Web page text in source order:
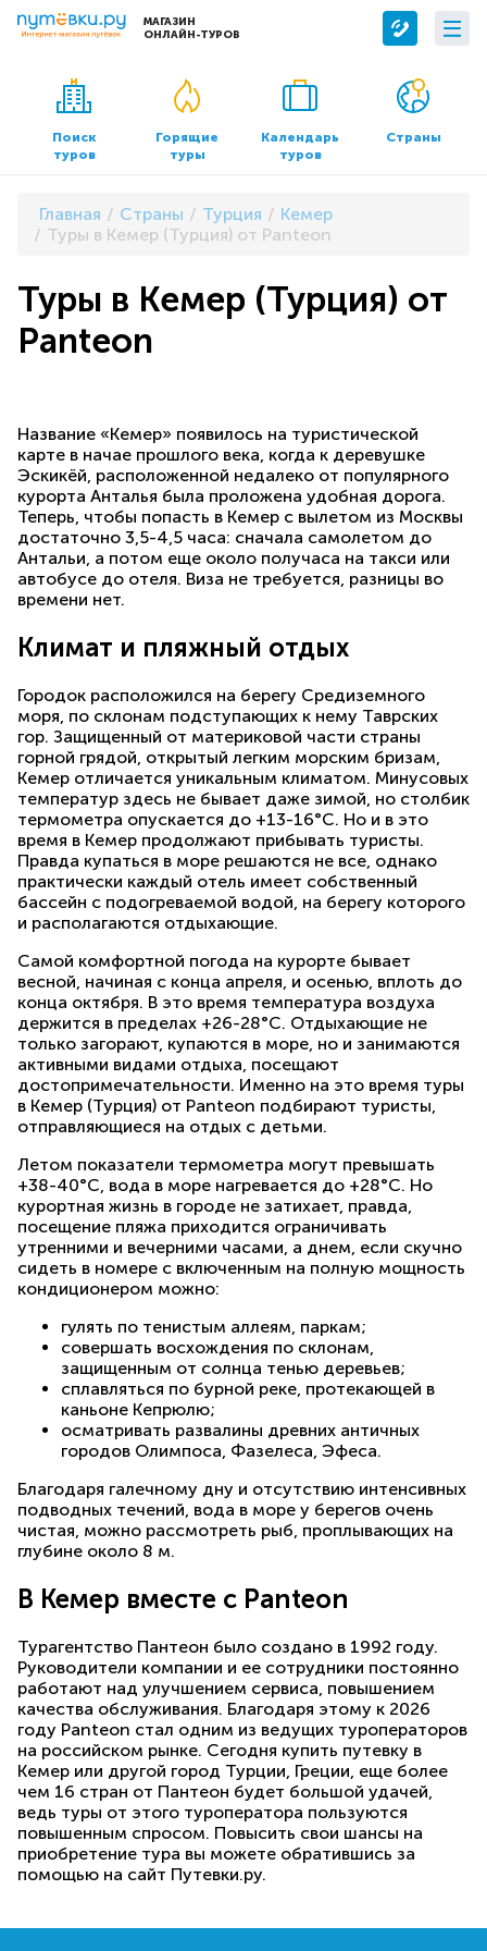
МАГАЗИН
ОНЛАЙН-ТУРОВ
Сервисы
Бронирование отелей
Трансфер
О компании
О нас
Контакты
Документы и реквизиты
Поиск
туров
Горящие
туры
Календарь
туров
Страны
Главная Страны Турция
Кемер
Туры в Кемер (Турция) от Panteon
Туры в Кемер (Турция) от
Panteon
Название «Кемер» появилось на туристической
карте в начае прошлого века, когда к деревушке
Эскикёй, расположенной недалеко от популярного
курорта Анталья была проложена удобная дорога.
Теперь, чтобы попасть в Кемер с вылетом из Москвы
достаточно 3,5-4,5 часа: сначала самолетом до
Антальи, а потом еще около получаса на такси или
автобусе до отеля. Виза не требуется, разницы во
времени нет.
Климат и пляжный отдых
Городок расположился на берегу Средиземного
моря, по склонам подступающих к нему Таврских
гор. Защищенный от материковой части страны
горной грядой, открытый легким морским бризам,
Кемер отличается уникальным климатом. Минусовых
температур здесь не бывает даже зимой, но столбик
термометра опускается до +13-16°С. Но и в это
время в Кемер продолжают прибывать туристы.
Правда купаться в море решаются не все, однако
практически каждый отель имеет собственный
бассейн с подогреваемой водой, на берегу которого
и располагаются отдыхающие.
Самой комфортной погода на курорте бывает
весной, начиная с конца апреля, и осенью, вплоть до
конца октября. В это время температура воздуха
держится в пределах +26-28°С. Отдыхающие не
только загорают, купаются в море, но и занимаются
активными видами отдыха, посещают
достопримечательности. Именно на это время туры
в Кемер (Турция) от Panteon подбирают туристы,
отправляющиеся на отдых с детьми.
Летом показатели термометра могут превышать
+38-40°С, вода в море нагревается до +28°С. Но
курортная жизнь в городе не затихает, правда,
посещение пляжа приходится ограничивать
утренними и вечерними часами, а днем, если скучно
сидеть в номере с включенным на полную мощность
кондиционером можно:
гулять по тенистым аллеям, паркам;
совершать восхождения по склонам,
защищенным от солнца тенью деревьев;
сплавляться по бурной реке, протекающей в
каньоне Кепрюлю;
осматривать развалины древних античных
городов Олимпоса, Фазелеса, Эфеса.
Благодаря галечному дну и отсутствию интенсивных
подводных течений, вода в море у берегов очень
чистая, можно рассмотреть рыб, проплывающих на
глубине около 8 м.
В Кемер вместе с Panteon
Турагентство Пантеон было создано в 1992 году.
Руководители компании и ее сотрудники постоянно
работают над улучшением сервиса, повышением
качества обслуживания. Благодаря этому к 2026
году Panteon стал одним из ведущих туроператоров
на российском рынке. Сегодня купить путевку в
Кемер или другой город Турции, Греции, еще более
чем 16 стран от Пантеон будет большой удачей,
ведь туры от этого туроператора пользуются
повышенным спросом. Повысить свои шансы на
приобретение тура вы можете обратившись за
помощью на сайт Путевки.ру.